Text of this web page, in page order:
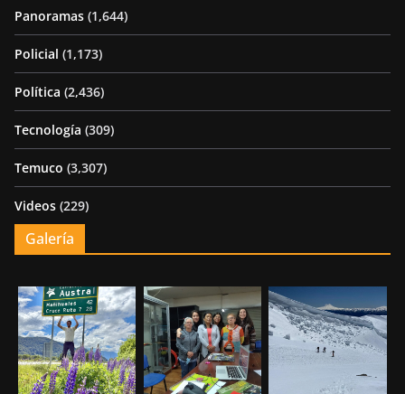
Panoramas (1,644)
Policial (1,173)
Política (2,436)
Tecnología (309)
Temuco (3,307)
Videos (229)
Galería